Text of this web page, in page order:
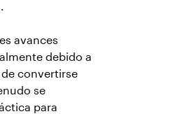
avances
debido a
convertirse
se
para